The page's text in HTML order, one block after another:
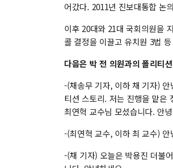
어갔다. 2011년 진보대통합 논
이후 20대와 21대 국회의원을
콜 결정을 이끌고 유치원 3법
다음은 박 전 의원과의 폴리티
-(채송무 기자, 이하 채 기자)
티션 스토리. 저는 진행을 맡은
최연혁 교수님 모셨습니다. 안
-(최연혁 교수, 이하 최 교수) 안
-(채 기자) 오늘은 박용진 더불